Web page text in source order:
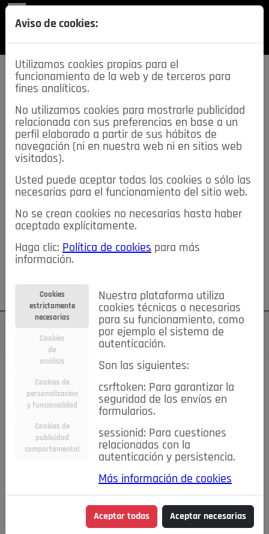
SECCIONES
descarga esta
REVISTA
≡NOTICIAS
NOTICIAS SERVICIOS DE INTERÉS
TABLÓN DE ANUNCIOS MIS ANUNCIOS CONTACTO
NOSOTROS
Su cuenta Regístrese ¿Olvidó su contraseña?
Magazine
DESTACADA
Aviso de cookies:
Utilizamos cookies propias para el
funcionamiento de la web y de terceros para
fines analíticos.
No utilizamos cookies para mostrarle publicidad
relacionada con sus preferencias en base a un
perfil elaborado a partir de sus hábitos de
navegación (ni en nuestra web ni en sitios web
visitados).
Usted puede aceptar todas las cookies o sólo las
necesarias para el funcionamiento del sitio web.
No se crean cookies no necesarias hasta haber
aceptado explícitamente.
Haga clic: Política de cookies para más
información.
Cookies
estrictamente
necesarias
Cookies
de
análisis
Cookies de
personalización
y funcionalidad
Cookies de
publicidad
comportamental
Nuestra plataforma utiliza
cookies técnicas o necesarias
para su funcionamiento, como
por ejemplo el sistema de
autenticación.
Son las siguientes:
csrftoken: Para garantizar la
seguridad de los envíos en
formularios.
sessionid: Para cuestiones
relacionadas con la
autenticación y persistencia.
Más información de cookies
Aceptar todas Aceptar necesarias